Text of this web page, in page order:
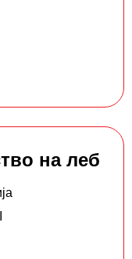
на леб